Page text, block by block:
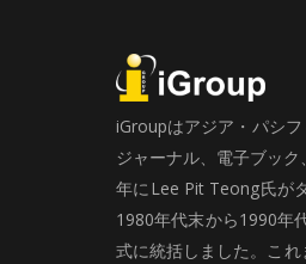
iGroupはアジア・パシ
ジャーナル、電子ブッ
年にLee Pit Teong氏が
1980年代末から1990年
式に統括しました。こ